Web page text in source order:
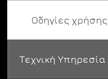
Οδηγίες χρήσης
Τεχνική Υπηρεσία